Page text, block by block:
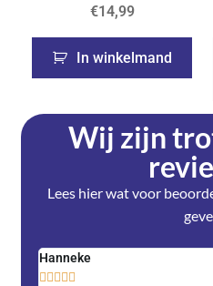
€14,99
In winkelmand
Wij zijn
Lees hier wat voor
Hanneke
